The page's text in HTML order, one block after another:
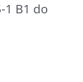
1 B1 do